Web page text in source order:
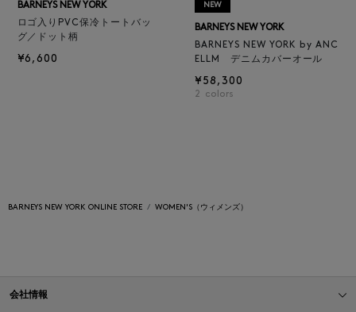
BARNEYS NEW YORK
ロゴ入りPVC保冷トートバッ
グ／ドット柄
¥6,600
NEW
BARNEYS NEW YORK
BARNEYS NEW YORK by ANC
ELLM デニムカバーオール
¥58,300
2 colors
BARNEYS NEW YORK ONLINE STORE WOMEN'S（ウィメンズ）
会社情報